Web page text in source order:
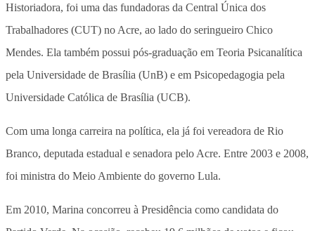
Historiadora, foi uma das fundadoras da Central Única dos
Trabalhadores (CUT) no Acre, ao lado do seringueiro Chico
Mendes. Ela também possui pós-graduação em Teoria Psicanalítica
pela Universidade de Brasília (UnB) e em Psicopedagogia pela
Universidade Católica de Brasília (UCB).
Com uma longa carreira na política, ela já foi vereadora de Rio
Branco, deputada estadual e senadora pelo Acre. Entre 2003 e 2008,
foi ministra do Meio Ambiente do governo Lula.
Em 2010, Marina concorreu à Presidência como candidata do